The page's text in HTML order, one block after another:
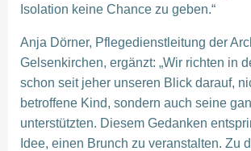
Isolation keine Chance zu geben.“
Anja Dörner, Pflegedienstleitung der
Gelsenkirchen, ergänzt: „Wir richten in
schon seit jeher unseren Blick darauf,
betroffene Kind, sondern auch seine
unterstützten. Diesem Gedanken
Idee, einen Brunch zu veranstalten. Zu